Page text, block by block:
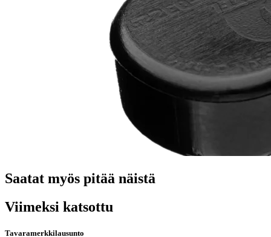
Saatat myös pitää näistä
Viimeksi katsottu
Tavaramerkkilausunto